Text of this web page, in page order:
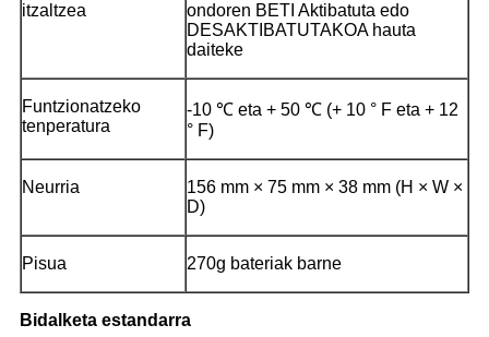
itzaltzea
ondoren BETI Aktibatuta edo
DESAKTIBATUTAKOA hauta
daiteke
Funtzionatzeko
tenperatura
-10 ℃ eta + 50 ℃ (+ 10 ° F eta + 12
° F)
Neurria
156 mm × 75 mm × 38 mm (H × W ×
D)
Pisua 270g bateriak barne
Bidalketa estandarra